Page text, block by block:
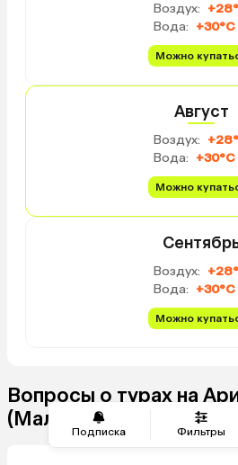
Подписка Фильтры
Воздух:
Вода: +30°C
Можно
Август
Воздух:
Вода: +30°C
Можно
Воздух:
Вода: +30°C
Можно
Вопросы о турах на
(Мальдивы) из Казани